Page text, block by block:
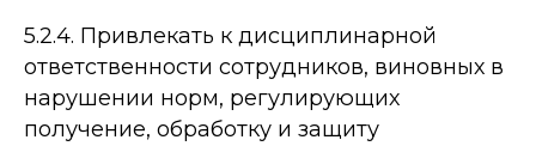
5.2.4. Привлекать к дисциплинарной
ответственности сотрудников, виновных в
нарушении норм, регулирующих
получение, обработку и защиту